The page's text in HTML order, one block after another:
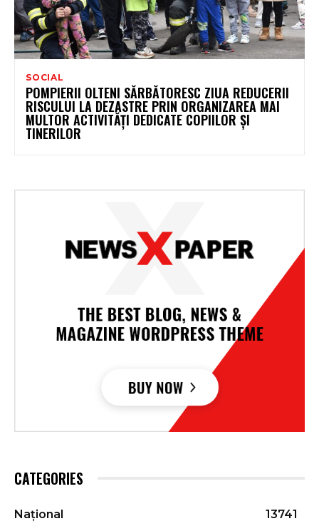
SOCIAL
POMPIERII OLTENI SĂRBĂTORESC ZIUA REDUCERII
RISCULUI LA DEZASTRE PRIN ORGANIZAREA MAI
MULTOR ACTIVITĂȚI DEDICATE COPIILOR ȘI
TINERILOR
CATEGORIES
Național
13741